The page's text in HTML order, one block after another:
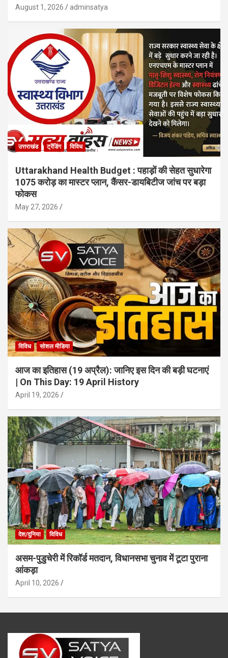
August 1, 2026 adminsatya
उत्तराखंड ट्रेंडिंग विविध
Uttarakhand Health Budget : पहाड़ों की सेहत सुधारेगा
1075 करोड़ का मास्टर प्लान, कैंसर-डायबिटीज जांच पर बड़ा
फोकस
May 27, 2026
विविध सोशल मीडिया
आज का इतिहास (19 अप्रैल): जानिए इस दिन की बड़ी घटनाएं
| On This Day: 19 April History
April 19, 2026
देश/दुनिया विविध
असम-पुडुचेरी में रिकॉर्ड मतदान, विधानसभा चुनाव में टूटा पुराना
आंकड़ा
April 10, 2026